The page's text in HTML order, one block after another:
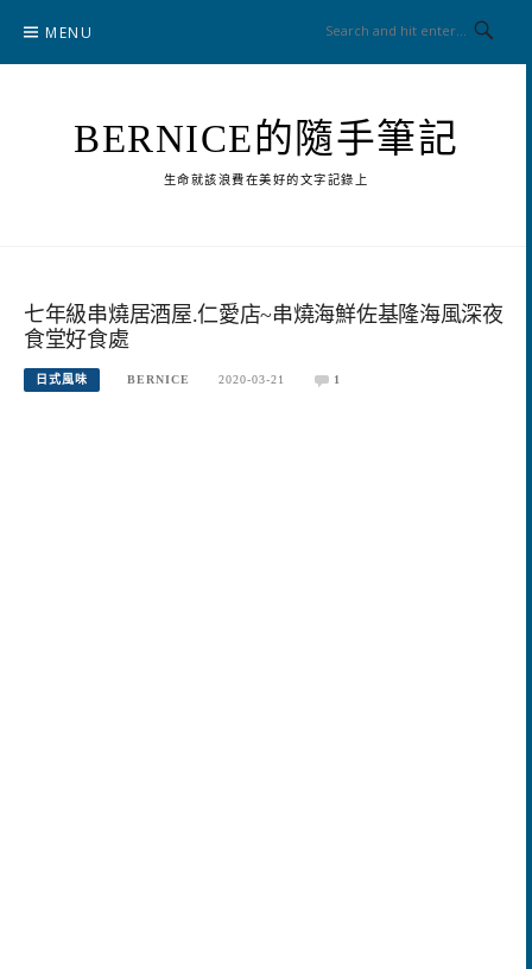
content
MENU
BERNICE的隨手筆記
生命就該浪費在美好的文字記錄上
七年級串燒居酒屋.仁愛店~串燒海鮮佐基隆海風深夜
食堂好食處
日式風味 BERNICE 2020-03-21 1